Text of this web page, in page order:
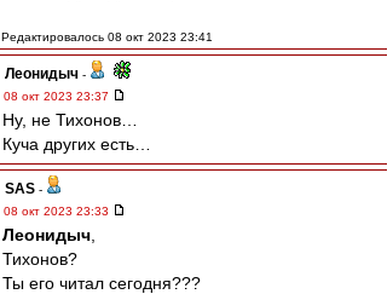
Редактировалось 08 окт 2023 23:41
Леонидыч -
08 окт 2023 23:37
Ну, не Тихонов…
Куча других есть…
SAS -
08 окт 2023 23:33
Леонидыч
Тихонов?
Ты его читал сегодня???